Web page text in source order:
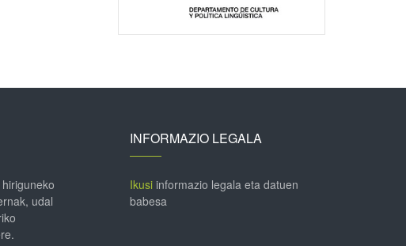
udal
INFORMAZIO LEGALA
Ikusiinformazio legala eta datuen
babesa